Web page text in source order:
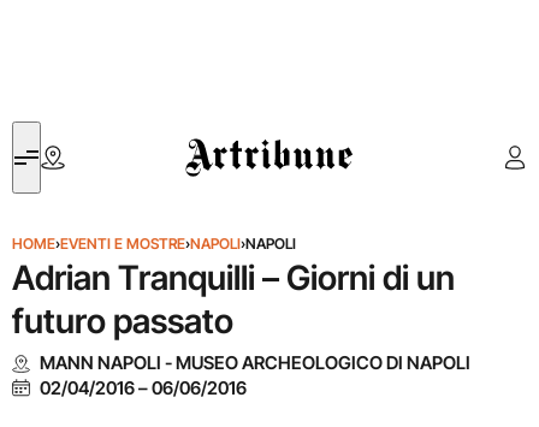
Artribune
HOME›EVENTI E MOSTRE›NAPOLI›NAPOLI
Adrian Tranquilli – Giorni di un
futuro passato
MANN NAPOLI - MUSEO ARCHEOLOGICO DI NAPOLI
02/04/2016–06/06/2016